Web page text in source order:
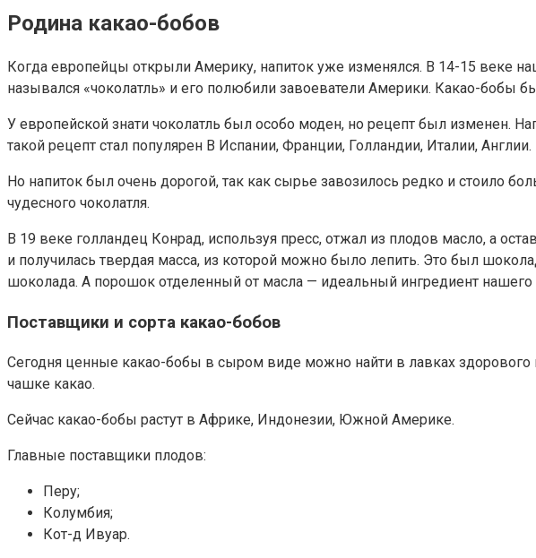
Родина какао-бобов
Когда европейцы открыли Америку, напиток уже изменялся. В 14-15 веке
назывался «чоколатль» и его полюбили завоеватели Америки. Какао-бобы
У европейской знати чоколатль был особо моден, но рецепт был изменен.
такой рецепт стал популярен В Испании, Франции, Голландии, Италии, Англии.
Но напиток был очень дорогой, так как сырье завозилось редко и стоило
чудесного чоколатля.
В 19 веке голландец Конрад, используя пресс, отжал из плодов масло, а
и получилась твердая масса, из которой можно было лепить. Это был
шоколада. А порошок отделенный от масла — идеальный ингредиент
Поставщики и сорта какао-бобов
Сегодня ценные какао-бобы в сыром виде можно найти в лавках здорового
чашке какао.
Сейчас какао-бобы растут в Африке, Индонезии, Южной Америке.
Главные поставщики плодов:
Перу;
Колумбия;
Кот-д Ивуар.